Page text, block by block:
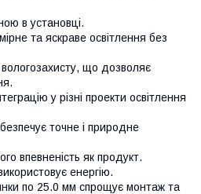
в установці.
та яскраве освітлення без
вологозахисту, що дозволяє
у різні проекти освітлення
точне і природне
впевненість як продукт.
енергію.
по 25.0 мм спрощує монтаж та